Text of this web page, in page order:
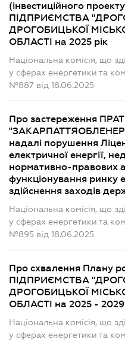
(інвестиційного
ПІДПРИЄМСТВА
ДРОГОБИЦЬКОЇ
ОБЛАСТІ на 2025 рік
Національна комісія, що
у сферах енергетики та
№887 від 18.06.2025
Про застереження ПРАТ
надалі порушення
електричної енергії,
нормативно-правових
функціонування ринку
здійснення заходів
Національна комісія, що
у сферах енергетики та
№895 від 18.06.2025
Про схвалення Плану
ПІДПРИЄМСТВА
ДРОГОБИЦЬКОЇ
ОБЛАСТІ на 2025 -
Національна комісія, що
у сферах енергетики та